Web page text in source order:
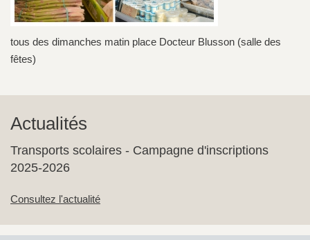
tous des dimanches matin place Docteur Blusson (salle des
fêtes)
Actualités
Transports scolaires - Campagne d'inscriptions
2025-2026
Consultez l'actualité